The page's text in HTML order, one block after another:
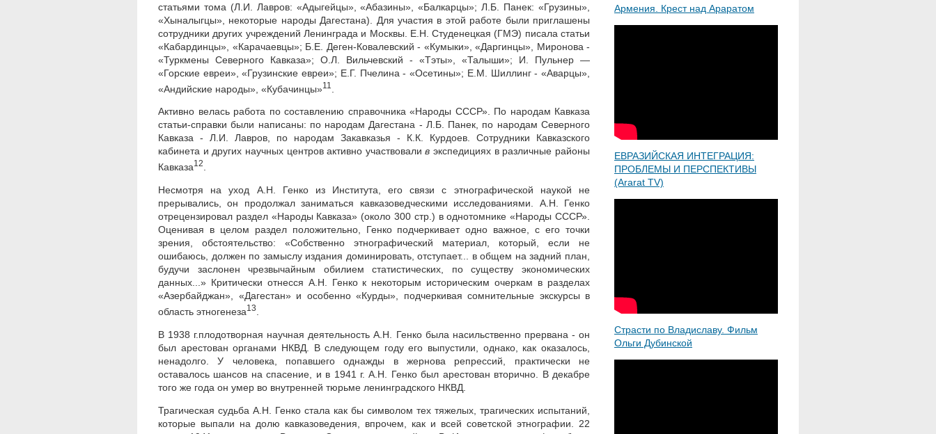
статьями тома (Л.И. Лавров: «Адыгейцы», «Абазины», «Балкарцы»; Л.Б. Панек: «Грузины»,
«Хыналыгцы», некоторые народы Дагестана). Для участия в этой работе были приглашены
сотрудники других учреждений Ленинграда и Москвы. Е.Н. Студенецкая (ГМЭ) писала статьи
«Кабардинцы», «Карачаевцы»; Б.Е. Деген-Ковалевский - «Кумыки», «Даргинцы», Миронова -
«Туркмены Северного Кавказа»; О.Л. Вильчевский - «Тэты», «Талыши»; И. Пульнер —
«Горские евреи», «Грузинские евреи»; Е.Г. Пчелина - «Осетины»; Е.М. Шиллинг - «Аварцы»,
«Андийские народы», «Кубачинцы»11
Активно велась работа по составлению справочника «Народы СССР». По народам Кавказа
статьи-справки были написаны: по народам Дагестана - Л.Б. Панек, по народам Северного
Кавказа - Л.И. Лавров, по народам Закавказья - К.К. Курдоев. Сотрудники Кавказского
кабинета и других научных центров активно участвоваливэкспедициях в различные районы
Кавказа12
Несмотря на уход А.Н. Генко из Института, его связи с этнографической наукой не
прерывались, он продолжал заниматься кавказоведческими исследованиями. А.Н. Генко
отрецензировал раздел «Народы Кавказа» (около 300 стр.) в однотомнике «Народы СССР».
Оценивая в целом раздел положительно, Генко подчеркивает одно важное, с его точки
зрения, обстоятельство: «Собственно этнографический материал, который, если не
ошибаюсь, должен по замыслу издания доминировать, отступает... в общем на задний план,
будучи заслонен чрезвычайным обилием статистических, по существу экономических
данных...» Критически отнесся А.Н. Генко к некоторым историческим очеркам в разделах
«Азербайджан», «Дагестан» и особенно «Курды», подчеркивая сомнительные экскурсы в
область этногенеза13
В 1938 г.плодотворная научная деятельность А.Н. Генко была насильственно прервана - он
был арестован органами НКВД. В следующем году его выпустили, однако, как оказалось,
ненадолго. У человека, попавшего однажды в жернова репрессий, практически не
оставалось шансов на спасение, и в 1941 г. А.Н. Генко был арестован вторично. В декабре
того же года он умер во внутренней тюрьме ленинградского НКВД.
Трагическая судьба А.Н. Генко стала как бы символом тех тяжелых, трагических испытаний,
которые выпали на долю кавказоведения, впрочем, как и всей советской этнографии. 22
Армения. Крест над Араратом
ЕВРАЗИЙСКАЯ ИНТЕГРАЦИЯ:
ПРОБЛЕМЫ И ПЕРСПЕКТИВЫ
(Ararat TV)
Страсти по Владиславу. Фильм
Ольги Дубинской